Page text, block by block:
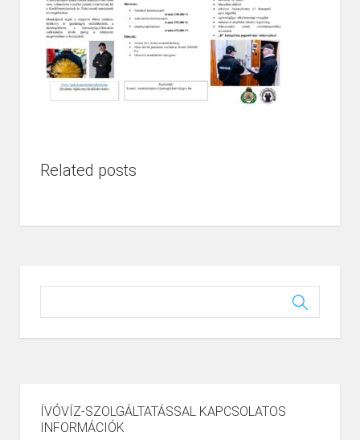
Related posts
ÍVÓVÍZ-SZOLGÁLTATÁSSAL KAPCSOLATOS
INFORMÁCIÓK